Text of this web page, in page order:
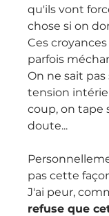
qu'ils vont
chose si on
Ces
parfois
On ne sait
tension
coup, on tape
doute...
pas cette
J'ai peur,
refuse que